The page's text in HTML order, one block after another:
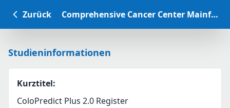
Zurück Comprehensive Cancer Center Mainfranken Studiendatenbank
Studieninformationen
Kurztitel:
ColoPredict Plus 2.0 Register